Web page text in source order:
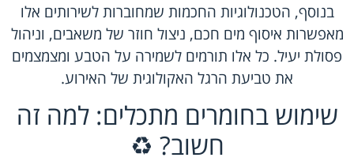
בנוסף, הטכנולוגיות החכמות שמחוברות לשירותים אלו
מאפשרות איסוף מים חכם, ניצול חוזר של משאבים, וניהול
פסולת יעיל. כל אלו תורמים לשמירה על הטבע ומצמצמים
את טביעת הרגל האקולוגית של האירוע.
שימוש בחומרים מתכלים: למה זה
חשוב? ♻️